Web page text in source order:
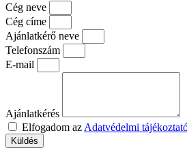
Cég neve
Cég címe
Ajánlatkérő neve
Telefonszám
E-mail
Ajánlatkérés
Elfogadom az Adatvédelmi
Küldés